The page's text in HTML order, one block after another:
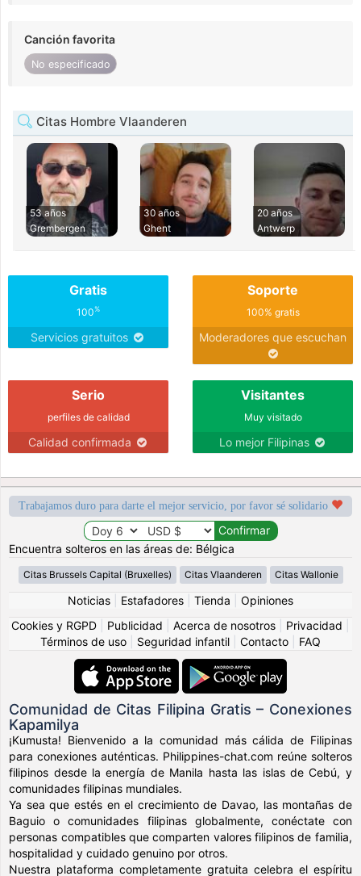
Canción favorita
No especificado
Citas Hombre Vlaanderen
53 años
Grembergen
30 años
Ghent
20 años
Antwerp
Gratis
100%
Servicios gratuitos
Soporte
100% gratis
Moderadores que escuchan
Serio
perfiles de calidad
Calidad confirmada
Visitantes
Muy visitado
Lo mejor Filipinas
Trabajamos duro para darte el mejor servicio, por favor sé solidario
Encuentra solteros en las áreas de: Bélgica
Citas Brussels Capital (Bruxelles) Citas Vlaanderen Citas Wallonie
Noticias Estafadores Tienda
Opiniones
Cookies y RGPD
Publicidad Acerca de nosotros Privacidad
Términos de uso
Seguridad infantil Contacto FAQ
Comunidad de Citas Filipina Gratis – Conexiones
Kapamilya
¡Kumusta! Bienvenido a la comunidad más cálida de Filipinas
para conexiones auténticas. Philippines-chat.com reúne solteros
filipinos desde la energía de Manila hasta las islas de Cebú, y
comunidades filipinas mundiales.
Ya sea que estés en el crecimiento de Davao, las montañas de
Baguio o comunidades filipinas globalmente, conéctate con
personas compatibles que comparten valores filipinos de familia,
hospitalidad y cuidado genuino por otros.
Nuestra plataforma completamente gratuita celebra el espíritu